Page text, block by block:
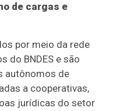
de cargas e
por meio da rede
do BNDES e são
autônomos de
a cooperativas,
jurídicas do setor